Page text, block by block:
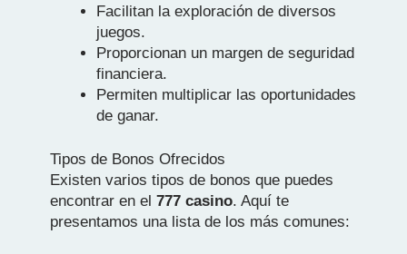
Facilitan la exploración de diversos
juegos.
Proporcionan un margen de seguridad
financiera.
Permiten multiplicar las oportunidades
de ganar.
Tipos de Bonos Ofrecidos
Existen varios tipos de bonos que puedes
encontrar en el777 casino. Aquí te
presentamos una lista de los más comunes: